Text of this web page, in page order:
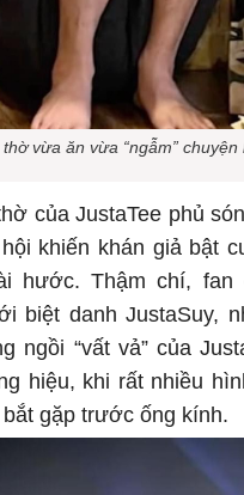
vừa ăn vừa “ngẫm” chuyện
của JustaTee phủ
khiến khán giả bật
hước. Thậm chí, fan
biệt danh JustaSuy,
ngồi “vất vả” của
hiệu, khi rất nhiều
gặp trước ống kính.